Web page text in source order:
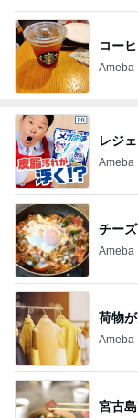
コー
Ameba
レジ
Ameba
チー
Ameba
荷物
Ameba
宮古